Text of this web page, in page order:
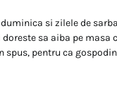
si zilele de
sa aiba pe masa
pentru ca